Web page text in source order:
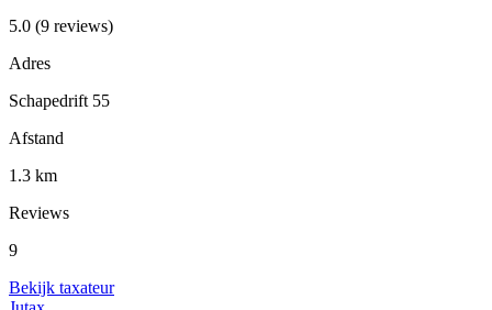
5.0 (9 reviews)
Adres
Schapedrift 55
Afstand
1.3 km
Reviews
9
Bekijk taxateur